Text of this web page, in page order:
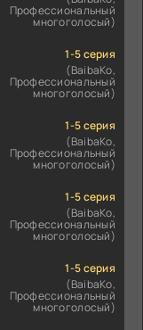
Профессиональный
многоголосый)
1-5 серия
(BaibaKo,
Профессиональный
многоголосый)
1-5 серия
(BaibaKo,
Профессиональный
многоголосый)
1-5 серия
(BaibaKo,
Профессиональный
многоголосый)
1-5 серия
(BaibaKo,
Профессиональный
многоголосый)